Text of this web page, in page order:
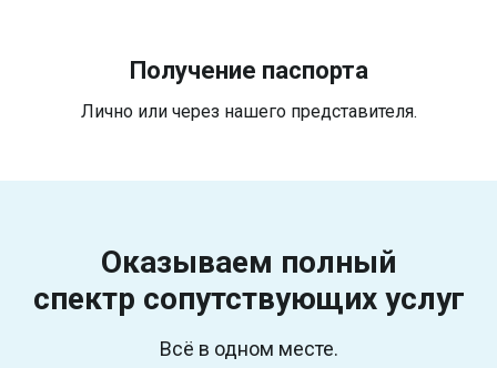
Получение паспорта
Лично или через нашего представителя.
Оказываем полный
спектр сопутствующих услуг
Всё в одном месте.